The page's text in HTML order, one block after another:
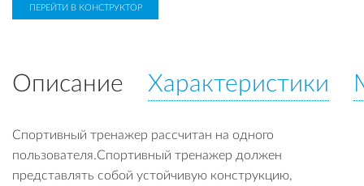
ПЕРЕЙТИ В КОНСТРУКТОР
Описание Характеристики
Спортивный тренажер рассчитан на одного
пользователя.Спортивный тренажер должен
представлять собой устойчивую конструкцию,